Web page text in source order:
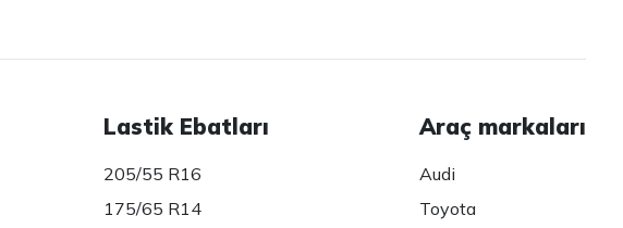
Lastik Ebatları
205/55 R16
175/65 R14
Araç markaları
Audi
Toyota